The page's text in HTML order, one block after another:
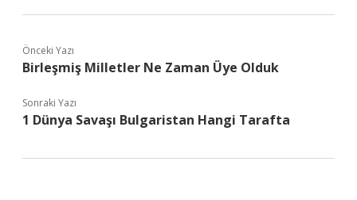
Önceki Yazı
Birleşmiş Milletler Ne Zaman Üye Olduk
Sonraki Yazı
1 Dünya Savaşı Bulgaristan Hangi Tarafta